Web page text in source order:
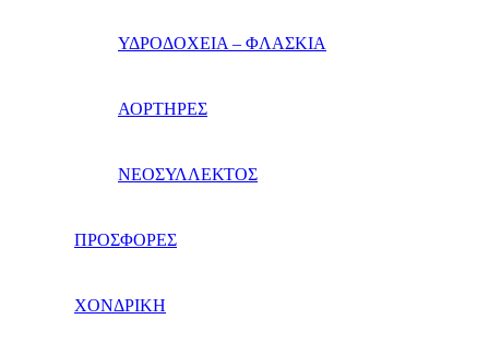
ΥΔΡΟΔΟΧΕΙΑ – ΦΛΑΣΚΙΑ
ΑΟΡΤΗΡΕΣ
ΝΕΟΣΥΛΛΕΚΤΟΣ
ΠΡΟΣΦΟΡΕΣ
ΧΟΝΔΡΙΚΗ